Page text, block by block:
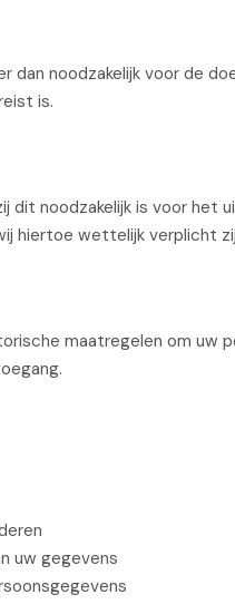
noodzakelijk voor de
is.
dit noodzakelijk is voor het
hiertoe wettelijk verplicht
maatregelen om uw
uw gegevens